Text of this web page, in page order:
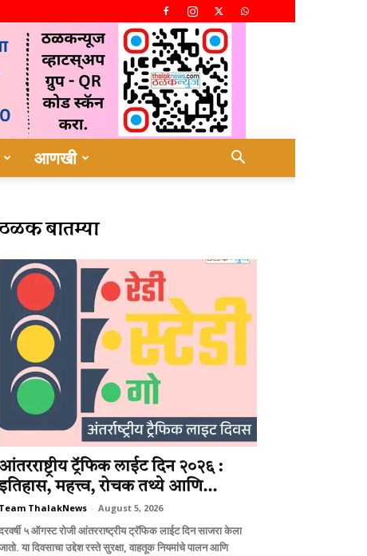
आणखी
बातम्या
ट्रॅफिक लाईट दिन २०२६ :
महत्त्व, रोचक तथ्ये आणि...
Team ThalakNews - August 5, 2026
५ ऑगस्ट रोजी आंतरराष्ट्रीय ट्रॅफिक लाईट दिन साजरा केला
या दिवसाचा उद्देश रस्ते सुरक्षा, वाहतूक नियमांचे पालन आणि